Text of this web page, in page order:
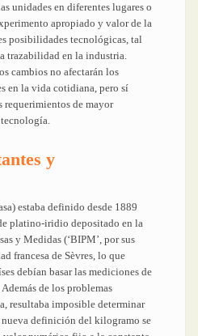
unidades en diferentes lugares o
apropiado y valor de la
posibilidades tecnológicas, tal
trazabilidad en la industria.
cambios no afectarán los
en la vida cotidiana, pero sí
requerimientos de mayor
y
estaba definido desde 1889
platino-iridio depositado en la
y Medidas (‘BIPM’, por sus
francesa de Sèvres, lo que
debían basar las mediciones de
de los problemas
resultaba imposible determinar
definición del kilogramo se